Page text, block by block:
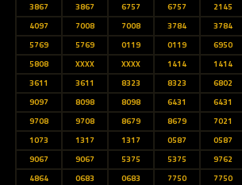
3867
3867 6757 6757 2145
4097
7008 7008 3784 3784
5769
5769 0119 0119 6950
5808
XXXX XXXX 1414 1414
3611
3611 8323 8323 6802
9097
8098 8098 6431 6431
9708
9708 8679 8679 7021
1073
1317 1317 0587 0587
9067
9067 5375 5375 9762
4864
0683 0683 7750 7750